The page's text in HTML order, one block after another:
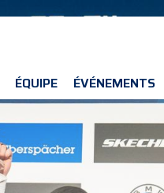
ÉQUIPE ÉVÉNEMENTS